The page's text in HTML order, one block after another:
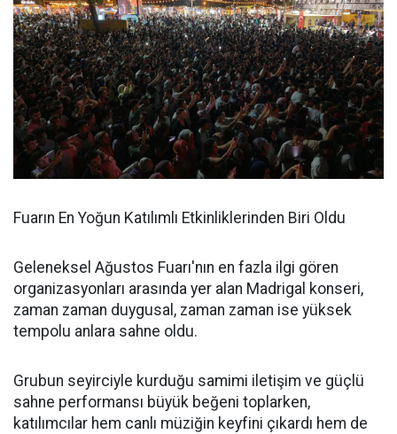
Fuarın En Yoğun Katılımlı Etkinliklerinden Biri Oldu
Geleneksel Ağustos Fuarı'nın en fazla ilgi gören
organizasyonları arasında yer alan Madrigal konseri,
zaman zaman duygusal, zaman zaman ise yüksek
tempolu anlara sahne oldu.
Grubun seyirciyle kurduğu samimi iletişim ve güçlü
sahne performansı büyük beğeni toplarken,
katılımcılar hem canlı müziğin keyfini çıkardı hem de